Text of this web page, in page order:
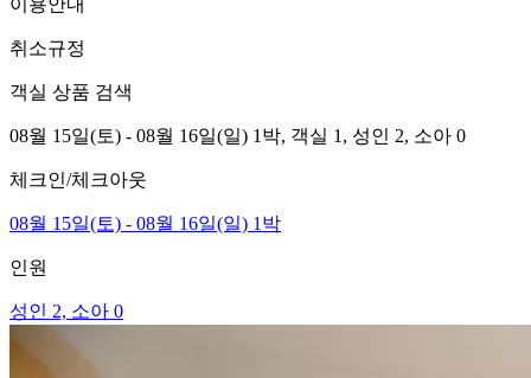
이용안내
취소규정
객실 상품 검색
08월 15일(토) - 08월 16일(일) 1박, 객실 1, 성인 2, 소아 0
체크인/체크아웃
08월 15일(토) - 08월 16일(일) 1박
인원
성인 2, 소아 0